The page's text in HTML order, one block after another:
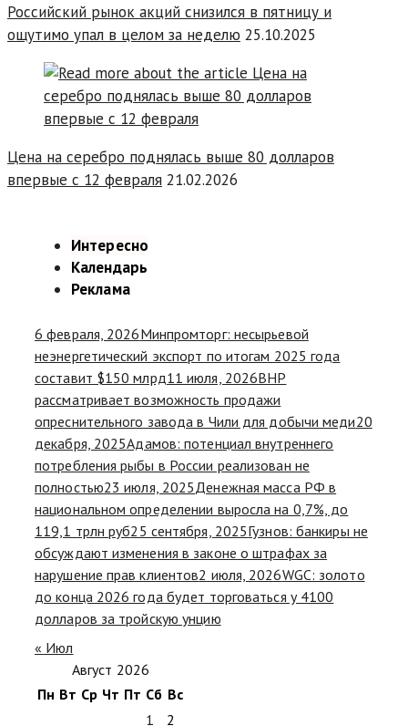
Российский рынок акций снизился в пятницу и
ощутимо упал в целом за неделю 25.10.2025
Цена на серебро поднялась выше 80 долларов
впервые с 12 февраля 21.02.2026
Интересно
Календарь
Реклама
6 февраля, 2026Минпромторг: несырьевой
неэнергетический экспорт по итогам 2025 года
составит $150 млрд11 июля, 2026BHP
рассматривает возможность продажи
опреснительного завода в Чили для добычи меди20
декабря, 2025Адамов: потенциал внутреннего
потребления рыбы в России реализован не
полностью23 июля, 2025 Денежная масса РФ в
национальном определении выросла на 0,7%, до
119,1 трлн руб25 сентября, 2025Гузнов: банкиры не
обсуждают изменения в законе о штрафах за
нарушение прав клиентов2 июля, 2026WGC: золото
до конца 2026 года будет торговаться у 4100
долларов за тройскую унцию
« Июл
Август 2026
Пн Вт Ср Чт Пт Сб Вс
1
2